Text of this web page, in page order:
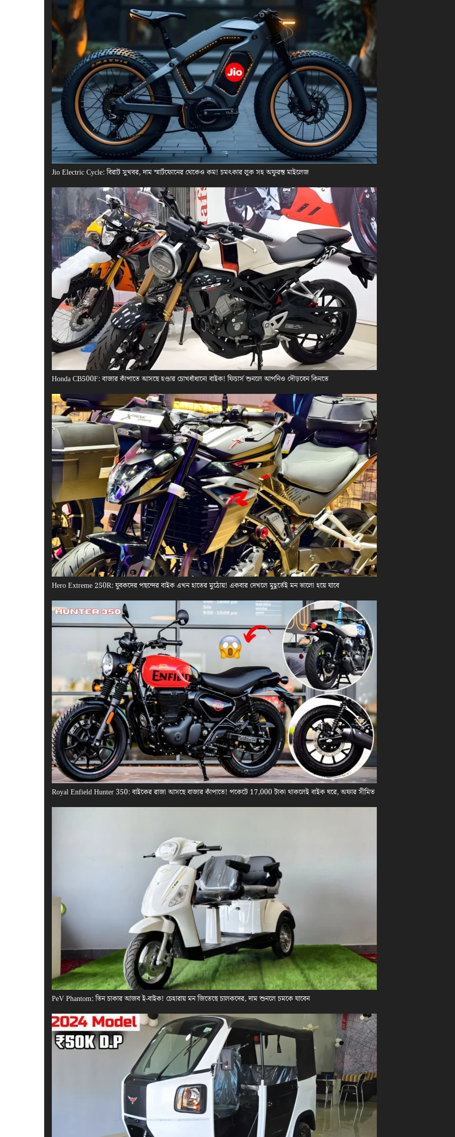
Jio Electric Cycle: বিরাট সুখবর, দাম স্মার্টফোনের থেকেও কম! চমৎকার লুক সহ অফুরন্ত মাইলেজ
Honda CB500F: বাজার কাঁপাতে আসছে হণ্ডার চোখধাঁধানো বাইক! ফিচার্স শুনলে আপনিও দৌড়বেন কিনতে
Hero Extreme 250R: যুবকদের পছন্দের বাইক এখন হাতের মুঠোয়! একবার দেখলে মুহূর্তেই মন ভালো হয়ে যাবে
Royal Enfield Hunter 350: বাইকের রাজা আসছে বাজার কাঁপাতে! পকেটে 17,000 টাকা থাকলেই বাইক ঘরে, অফার সীমিত
PeV Phantom: তিন চাকার আজব ই-বাইক! চেহারায় মন জিতেছে চালকদের, দাম শুনলে চমকে যাবেন